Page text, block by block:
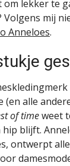
om lekker te
Volgens mij
Anneloes.
(en alle
of timeweet
hip blijft.
ontwerpt